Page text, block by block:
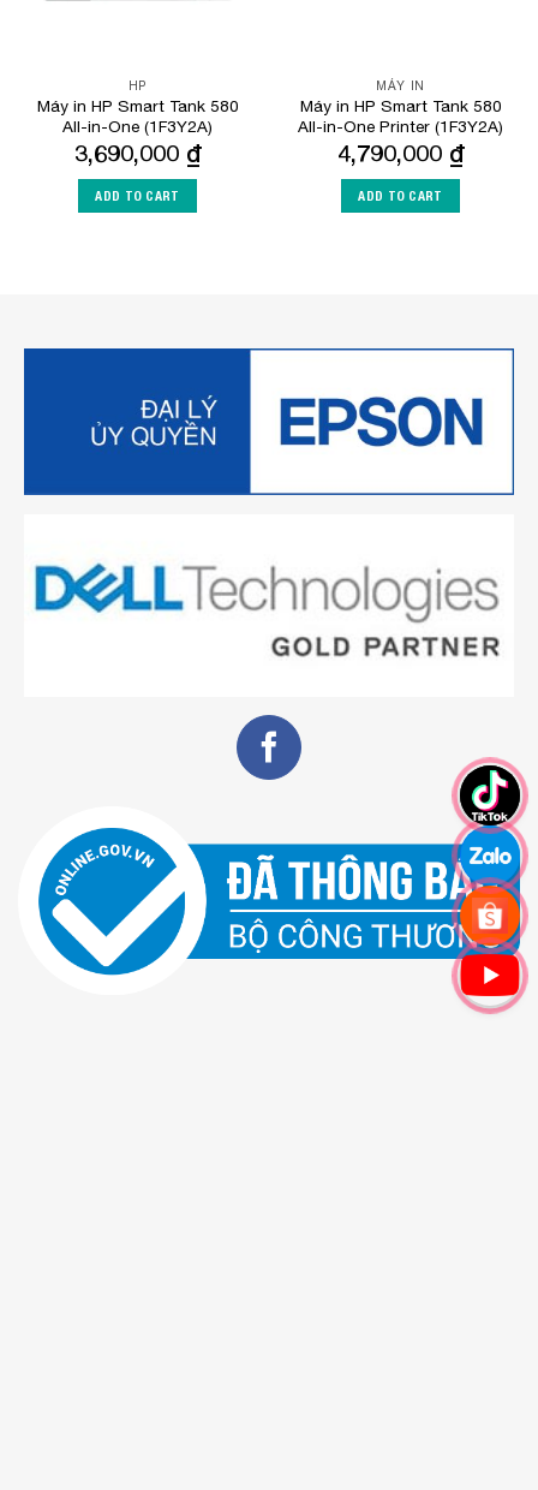
HP
Máy in HP Smart Tank 580
All-in-One (1F3Y2A)
3,690,000 ₫
ADD TO CART
MÁY IN
Máy in HP Smart Tank 580
All-in-One Printer (1F3Y2A)
4,790,000 ₫
ADD TO CART